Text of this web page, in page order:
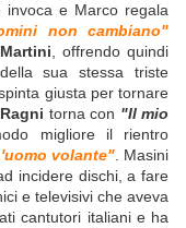
e Marco regala
non cambiano"
, offrendo quindi
sua stessa triste
giusta per tornare
torna con "Il mio
migliore il rientro
volante". Masini
incidere dischi, a fare
e televisivi che aveva
cantutori italiani e ha